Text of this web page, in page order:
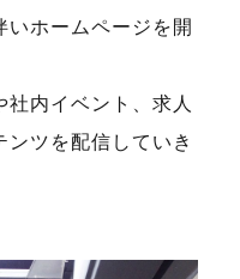
いホームページを開
内イベント、求人
ツを配信していき